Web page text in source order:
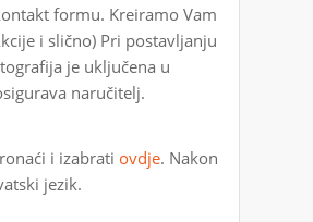
formu. Kreiramo Vam
i slično) Pri postavljanju
je uključena u
naručitelj.
i izabratiovdje. Nakon
jezik.